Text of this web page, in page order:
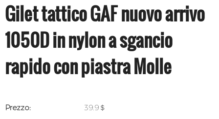
Gilet tattico GAF nuovo arrivo
1050D in nylon a sgancio
rapido con piastra Molle
Prezzo:
39.9＄